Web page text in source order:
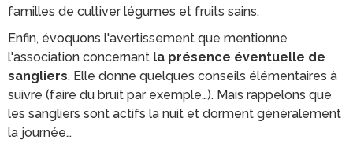
familles de cultiver légumes et fruits sains.
Enfin, évoquons l'avertissement que mentionne
l'association concernant la présence éventuelle de
sangliers. Elle donne quelques conseils élémentaires à
suivre (faire du bruit par exemple…). Mais rappelons que
les sangliers sont actifs la nuit et dorment généralement
la journée…